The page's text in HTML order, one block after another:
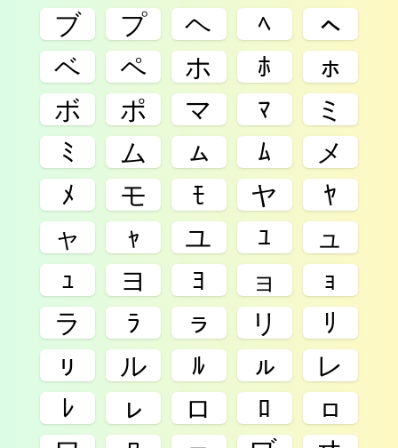
ブ
プ ヘ ﾍ
ㇸ
ベ
ペ ホ ﾎ
ㇹ
ボ
ポ マ ﾏ
ミ
ﾐ
ム ㇺ ﾑ
メ
ﾒ
モ ﾓ ヤ
ﾔ
ャ
ｬ ユ ﾕ
ュ
ｭ
ヨ ﾖ ョ
ｮ
ラ
ﾗ ㇻ リ
ﾘ
ㇼ
ル ﾙ ㇽ
レ
ﾚ
ㇾ ロ ﾛ
ㇿ